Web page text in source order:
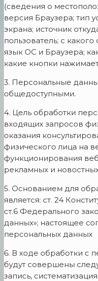
(сведения о
версия Браузера; тип
экрана; источник
пользователь; с
язык ОС и Браузера;
какие кнопки
3. Персональные
общедоступными.
4. Цель обработки
входящих запросов
оказания
физического лица на
функционирования
рекламных и
5. Основанием для
является: ст. 24
ст.6 Федерального
данных»; настоящее
персональных данных
6. В ходе обработки с
будут совершены
запись,